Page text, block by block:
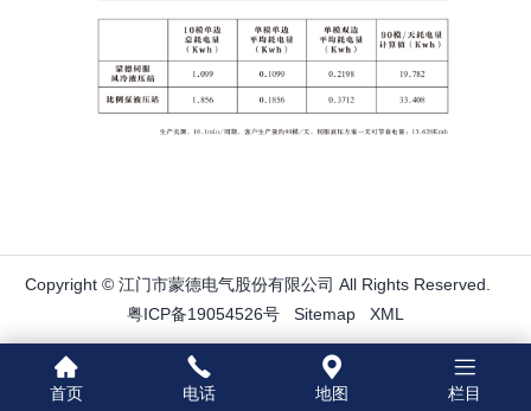
Copyright © 江门市蒙德电气股份有限公司 All Rights Reserved.
粤ICP备19054526号
Sitemap XML
首页 电话 地图 栏目